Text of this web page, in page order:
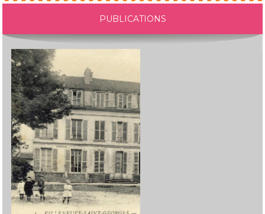
PUBLICATIONS